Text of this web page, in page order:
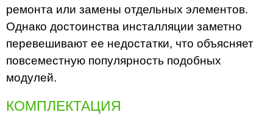
ремонта или замены отдельных элементов.
Однако достоинства инсталляции заметно
перевешивают ее недостатки, что объясняет
повсеместную популярность подобных
модулей.
КОМПЛЕКТАЦИЯ